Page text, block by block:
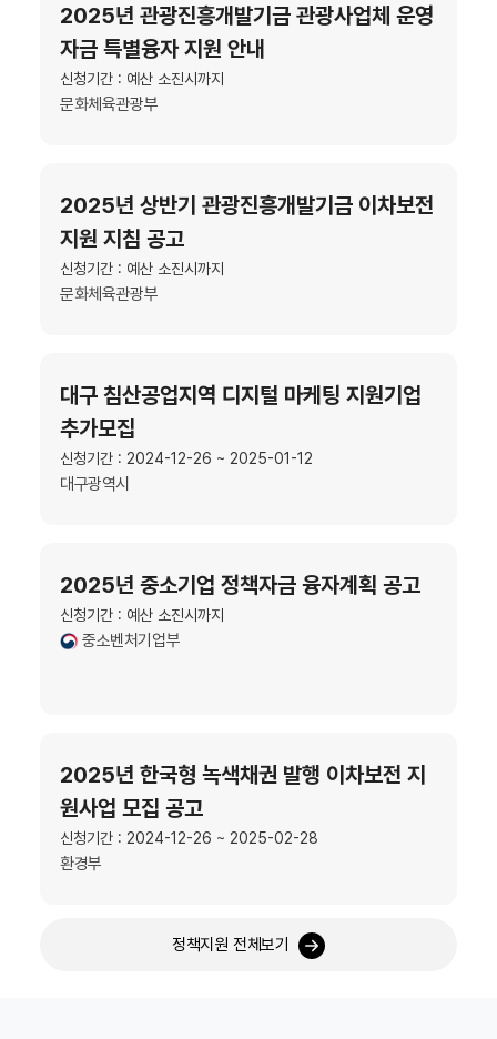
2025년 관광진흥개발기금 관광사업체 운영
자금 특별융자 지원 안내
신청기간 : 예산 소진시까지
문화체육관광부
2025년 상반기 관광진흥개발기금 이차보전
지원 지침 공고
신청기간 : 예산 소진시까지
문화체육관광부
대구 침산공업지역 디지털 마케팅 지원기업
추가모집
신청기간 : 2024-12-26 ~ 2025-01-12
대구광역시
2025년 중소기업 정책자금 융자계획 공고
신청기간 : 예산 소진시까지
중소벤처기업부
2025년 한국형 녹색채권 발행 이차보전 지
원사업 모집 공고
신청기간 : 2024-12-26 ~ 2025-02-28
환경부
정책지원 전체보기